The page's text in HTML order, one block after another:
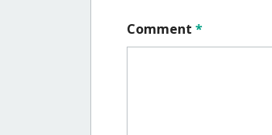
Comment *